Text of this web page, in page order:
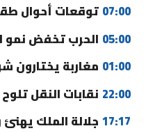
07:00 توقعات أحوال
05:00 الحرب تخفض نمو
01:00 مغاربة يختارون
22:00 نقابات النقل
17:17 جلالة الملك